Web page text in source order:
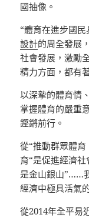
國抽像。
“體育在進步國
設計的周全發展
社會發展，激勵
精力方面，都有
以深摯的體育情
掌握體育的嚴重
鏗鏘前行。
從“推動群眾體
育“是促進經濟
是金山銀山”……
經濟中極具活氣
從2014年全平易